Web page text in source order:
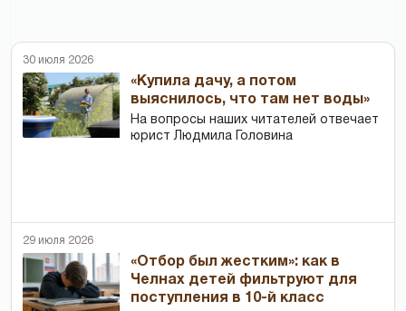
30 июля 2026
«Купила дачу, а потом
выяснилось, что там нет воды»
На вопросы наших читателей отвечает
юрист Людмила Головина
29 июля 2026
«Отбор был жестким»: как в
Челнах детей фильтруют для
поступления в 10-й класс